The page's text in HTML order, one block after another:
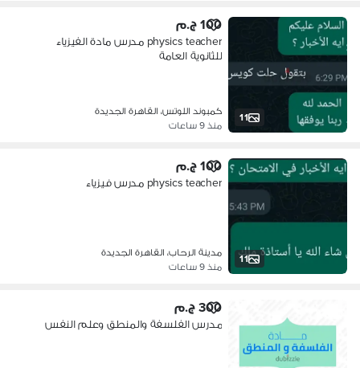
11
100 ج.م
physics teacher مدرس مادة الفيزياء
للثانوية العامة
كمبوند اللوتس، القاهرة الجديدة
منذ 9 ساعات
11
100 ج.م
physics teacher مدرس فيزياء
مدينة الرحاب، القاهرة الجديدة
منذ 9 ساعات
300 ج.م
مدرس الفلسفة والمنطق وعلم النفس